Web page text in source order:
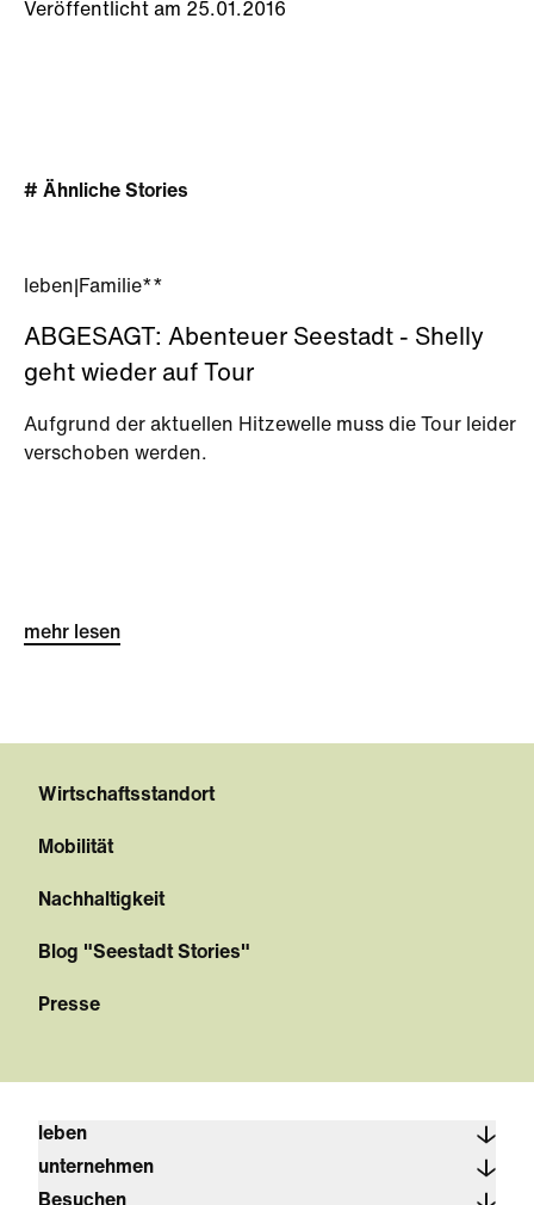
Veröffentlicht am 25.01.2016
# Ähnliche Stories
leben Familie**
ABGESAGT: Abenteuer Seestadt - Shelly
geht wieder auf Tour
Aufgrund der aktuellen Hitzewelle muss die Tour leider
verschoben werden.
mehr lesen
Wirtschaftsstandort
Mobilität
Nachhaltigkeit
Blog "Seestadt Stories"
Presse
leben
unternehmen